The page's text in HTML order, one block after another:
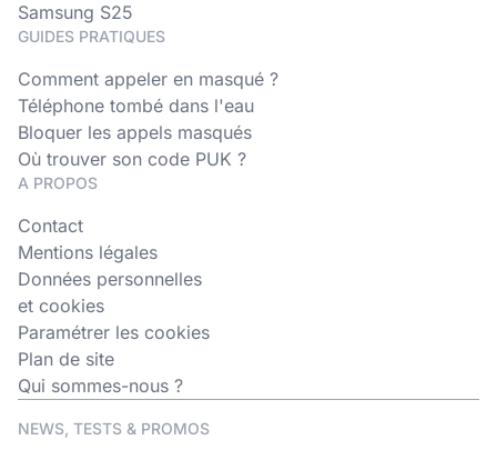
Samsung S25
GUIDES PRATIQUES
Comment appeler en masqué ?
Téléphone tombé dans l'eau
Bloquer les appels masqués
Où trouver son code PUK ?
A PROPOS
Contact
Mentions légales
Données personnelles
et cookies
Paramétrer les cookies
Plan de site
Qui sommes-nous ?
NEWS, TESTS & PROMOS